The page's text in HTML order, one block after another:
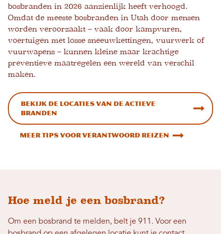
bosbranden in 2026 aanzienlijk heeft verhoogd.
Omdat de meeste bosbranden in Utah door mensen
worden veroorzaakt – vaak door kampvuren,
voertuigen met losse sneeuwkettingen, vuurwerk of
vuurwapens – kunnen kleine maar krachtige
preventieve maatregelen een wereld van verschil
maken.
Bekijk de locaties van de actieve
branden
Meer tips voor verantwoord reizen
Hoe meld je een bosbrand?
Om een ​​bosbrand te melden, belt je 911. Voor een